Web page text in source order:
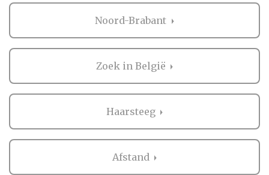
Noord-Brabant
Zoek in België
Haarsteeg
Afstand